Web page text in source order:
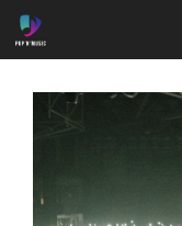
Aller
au